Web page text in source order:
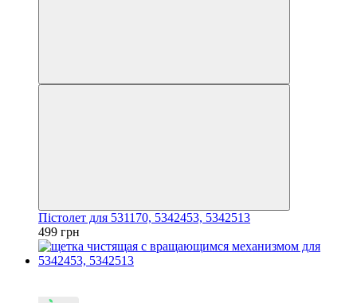
Пістолет для 531170, 5342453, 5342513
499 грн